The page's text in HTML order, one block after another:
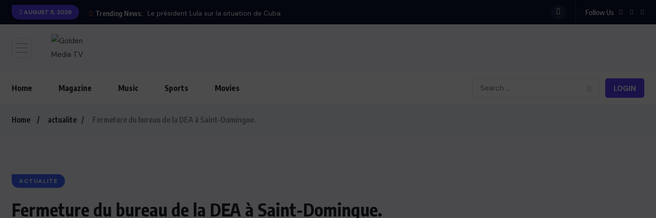
AUGUST 5, 2026 Trending News: Follow Us
Home Magazine Music Sports Movies LOGIN
Home actualite Fermeture du bureau de la DEA à Saint-Domingue.
ACTUALITE
Fermeture du bureau de la DEA à Saint-Domingue.